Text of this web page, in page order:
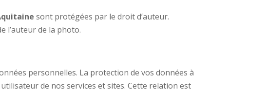
sont protégées par le droit d’auteur.
l’auteur de la photo.
personnelles. La protection de vos données à
de nos services et sites. Cette relation est